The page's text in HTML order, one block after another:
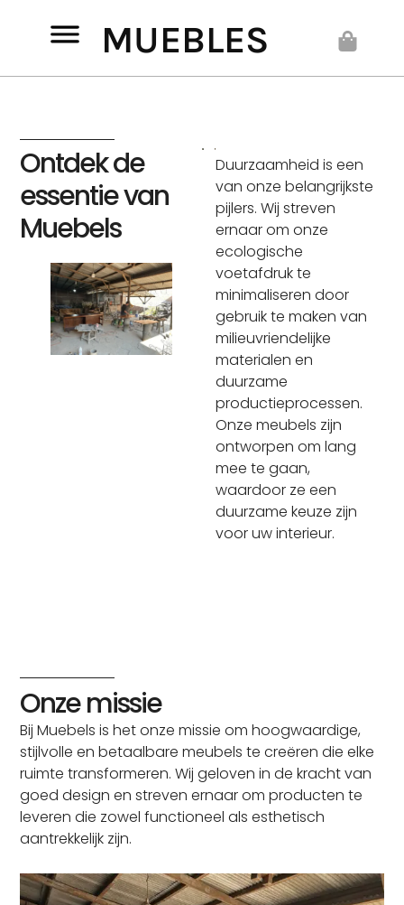
inhoud
MUEBLES Cart
Ontdek de
essentie van
Muebels
Duurzaamheid is een
van onze belangrijkste
pijlers. Wij streven
ernaar om onze
ecologische
voetafdruk te
minimaliseren door
gebruik te maken van
milieuvriendelijke
materialen en
duurzame
productieprocessen.
Onze meubels zijn
ontworpen om lang
mee te gaan,
waardoor ze een
duurzame keuze zijn
voor uw interieur.
Onze missie
Bij Muebels is het onze missie om hoogwaardige,
stijlvolle en betaalbare meubels te creëren die elke
ruimte transformeren. Wij geloven in de kracht van
goed design en streven ernaar om producten te
leveren die zowel functioneel als esthetisch
aantrekkelijk zijn.